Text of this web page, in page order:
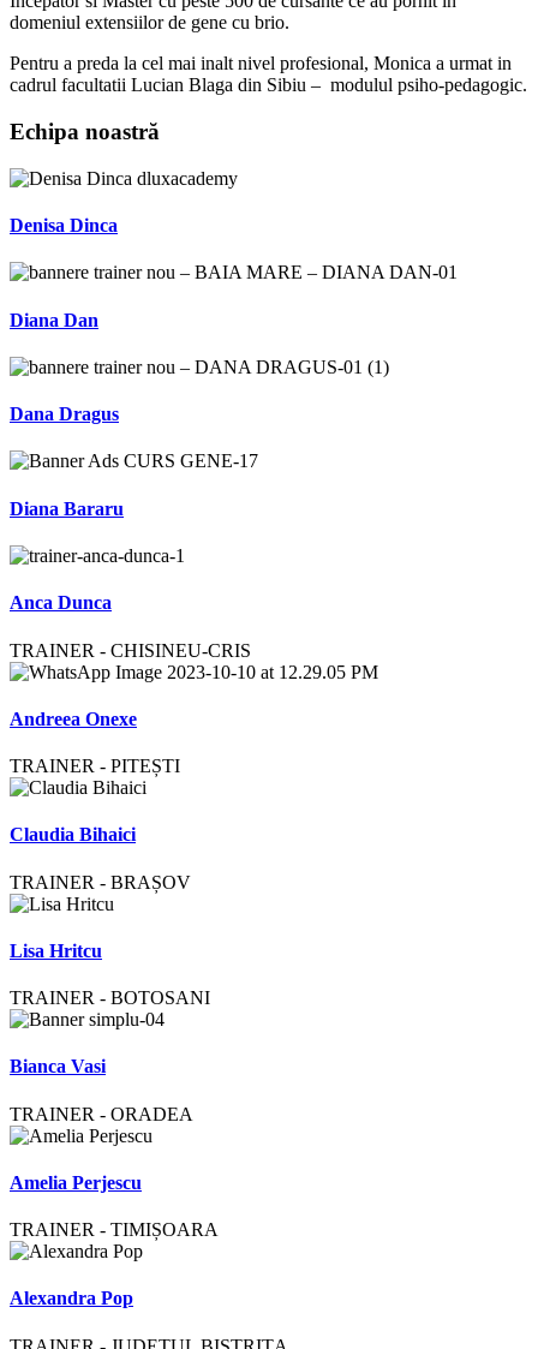
domeniul extensiilor de gene cu brio.
Pentru a preda la cel mai inalt nivel profesional, Monica a urmat in
cadrul facultatii Lucian Blaga din Sibiu – modulul psiho-pedagogic.
Echipa noastră
Denisa Dinca
Diana Dan
Dana Dragus
Diana Bararu
Anca Dunca
TRAINER - CHISINEU-CRIS
Andreea Onexe
TRAINER - PITEȘTI
Claudia Bihaici
TRAINER - BRAȘOV
Lisa Hritcu
TRAINER - BOTOSANI
Bianca Vasi
TRAINER - ORADEA
Amelia Perjescu
TRAINER - TIMIȘOARA
Alexandra Pop